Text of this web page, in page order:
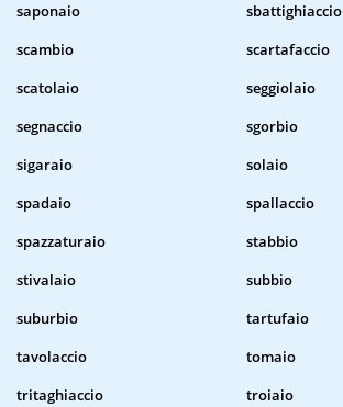
saponaio
sbattighiaccio
scambio
scartafaccio
scatolaio
seggiolaio
segnaccio
sgorbio
sigaraio
solaio
spadaio
spallaccio
spazzaturaio
stabbio
stivalaio
subbio
suburbio
tartufaio
tavolaccio
tomaio
tritaghiaccio
troiaio